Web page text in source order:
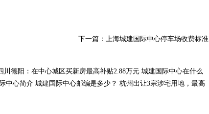
下一篇： 上海城建国际中心停车场收费标准
川德阳：在中心城区买新房最高补贴2.88万元 城建国际中心在什么
中心简介 城建国际中心邮编是多少？ 杭州出让3宗涉宅用地，最高